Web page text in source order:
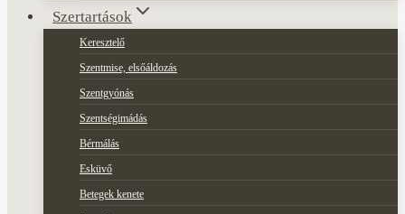
Szertartások
Keresztelő
Szentmise, elsőáldozás
Szentgyónás
Szentségimádás
Bérmálás
Esküvő
Betegek kenete